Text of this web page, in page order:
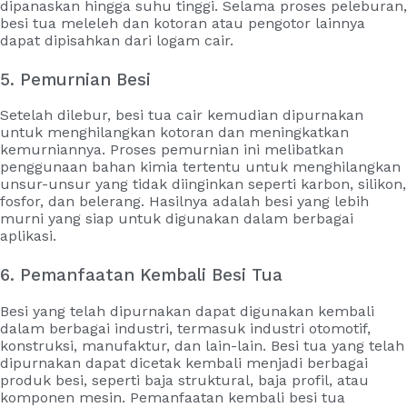
dipanaskan hingga suhu tinggi. Selama proses peleburan,
besi tua meleleh dan kotoran atau pengotor lainnya
dapat dipisahkan dari logam cair.
5. Pemurnian Besi
Setelah dilebur, besi tua cair kemudian dipurnakan
untuk menghilangkan kotoran dan meningkatkan
kemurniannya. Proses pemurnian ini melibatkan
penggunaan bahan kimia tertentu untuk menghilangkan
unsur-unsur yang tidak diinginkan seperti karbon, silikon,
fosfor, dan belerang. Hasilnya adalah besi yang lebih
murni yang siap untuk digunakan dalam berbagai
aplikasi.
6. Pemanfaatan Kembali Besi Tua
Besi yang telah dipurnakan dapat digunakan kembali
dalam berbagai industri, termasuk industri otomotif,
konstruksi, manufaktur, dan lain-lain. Besi tua yang telah
dipurnakan dapat dicetak kembali menjadi berbagai
produk besi, seperti baja struktural, baja profil, atau
komponen mesin. Pemanfaatan kembali besi tua